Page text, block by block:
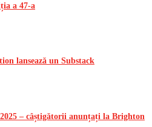
a 47-a
lansează un Substack
– câștigătorii anunțați la Brighton